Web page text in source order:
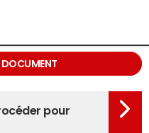
DOCUMENT
pour